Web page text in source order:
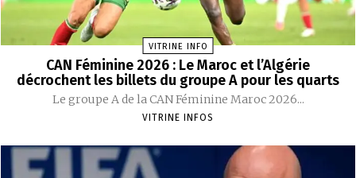
VITRINE INFO
CAN Féminine 2026 : Le Maroc et l’Algérie
décrochent les billets du groupe A pour les quarts
Le groupe A de la CAN Féminine Maroc 2026...
VITRINE INFOS